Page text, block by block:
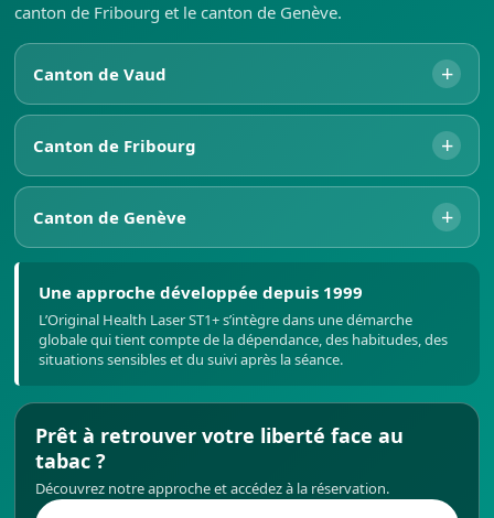
canton de Fribourg et le canton de Genève.
Canton de Vaud +
Canton de Fribourg +
Canton de Genève +
Une approche développée depuis 1999
L’Original Health Laser ST1+ s’intègre dans une démarche
globale qui tient compte de la dépendance, des habitudes, des
situations sensibles et du suivi après la séance.
Prêt à retrouver votre liberté face au
tabac ?
Découvrez notre approche et accédez à la réservation.